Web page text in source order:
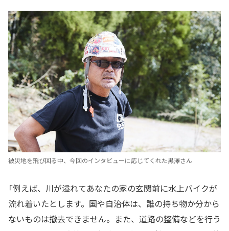
被災地を飛び回る中、今回のインタビューに応じてくれた黒澤さん
「例えば、川が溢れてあなたの家の玄関前に水上バイクが
流れ着いたとします。国や自治体は、誰の持ち物か分から
ないものは撤去できません。また、道路の整備などを行う